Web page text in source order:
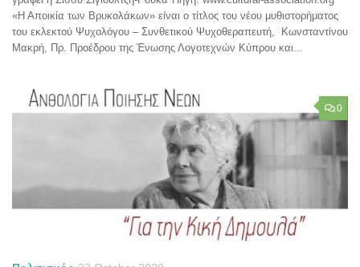
«Η Αποικία των Βρυκολάκων» είναι ο τίτλος του νέου μυθιστορήματος
του εκλεκτού Ψυχολόγου – Συνθετικού Ψυχοθεραπευτή, Κωνσταντίνου
Μακρή, Πρ. Προέδρου της Ένωσης Λογοτεχνών Κύπρου και...
0